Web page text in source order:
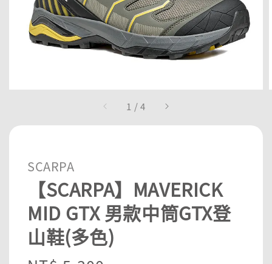
1 /4
SCARPA
【SCARPA】MAVERICK
MID GTX 男款中筒GTX登
山鞋(多色)